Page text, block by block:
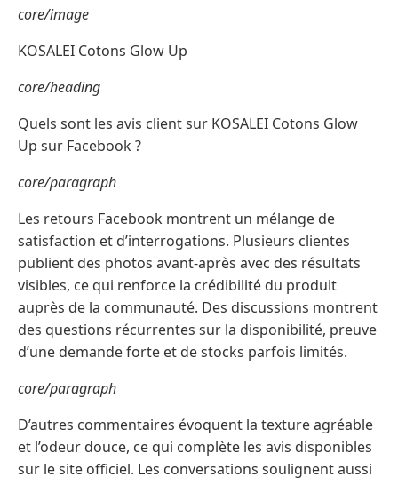
core/image
KOSALEI Cotons Glow Up
core/heading
Quels sont les avis client sur KOSALEI Cotons Glow
Up sur Facebook ?
core/paragraph
Les retours Facebook montrent un mélange de
satisfaction et d’interrogations. Plusieurs clientes
publient des photos avant-après avec des résultats
visibles, ce qui renforce la crédibilité du produit
auprès de la communauté. Des discussions montrent
des questions récurrentes sur la disponibilité, preuve
d’une demande forte et de stocks parfois limités.
core/paragraph
D’autres commentaires évoquent la texture agréable
et l’odeur douce, ce qui complète les avis disponibles
sur le site officiel. Les conversations soulignent aussi